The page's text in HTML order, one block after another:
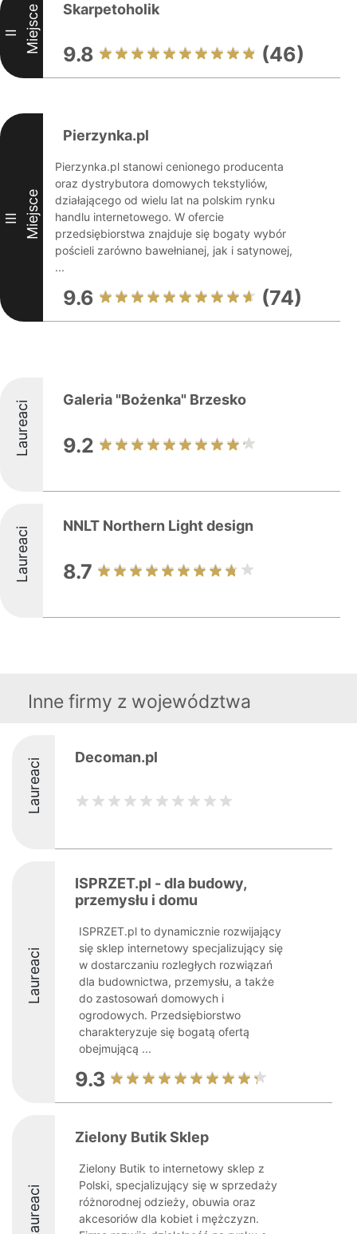
II Miejsce Skarpetoholik
9.8 (46)
III Miejsce
Pierzynka.pl
Pierzynka.pl stanowi cenionego producenta
oraz dystrybutora domowych tekstyliów,
działającego od wielu lat na polskim rynku
handlu internetowego. W ofercie
przedsiębiorstwa znajduje się bogaty wybór
pościeli zarówno bawełnianej, jak i satynowej,
...
9.6 (74)
Laureaci Galeria "Bożenka" Brzesko
9.2
Laureaci NNLT Northern Light design
8.7
Inne firmy z województwa
Laureaci Decoman.pl
Laureaci
ISPRZET.pl - dla budowy,
przemysłu i domu
ISPRZET.pl to dynamicznie rozwijający
się sklep internetowy specjalizujący się
w dostarczaniu rozległych rozwiązań
dla budownictwa, przemysłu, a także
do zastosowań domowych i
ogrodowych. Przedsiębiorstwo
charakteryzuje się bogatą ofertą
obejmującą ...
9.3
Laureaci
Zielony Butik Sklep
Zielony Butik to internetowy sklep z
Polski, specjalizujący się w sprzedaży
różnorodnej odzieży, obuwia oraz
akcesoriów dla kobiet i mężczyzn.